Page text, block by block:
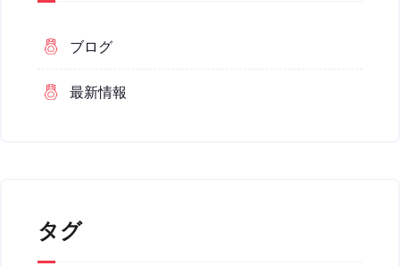
ブログ
最新情報
タグ